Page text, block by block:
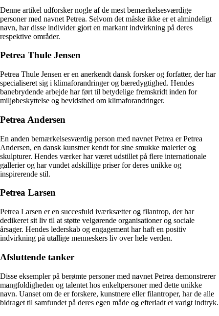
Denne artikel udforsker nogle af de mest bemærkelsesværdige
personer med navnet Petrea. Selvom det måske ikke er et almindeligt
navn, har disse individer gjort en markant indvirkning på deres
respektive områder.
Petrea Thule Jensen
Petrea Thule Jensen er en anerkendt dansk forsker og forfatter, der har
specialiseret sig i klimaforandringer og bæredygtighed. Hendes
banebrydende arbejde har ført til betydelige fremskridt inden for
miljøbeskyttelse og bevidsthed om klimaforandringer.
Petrea Andersen
En anden bemærkelsesværdig person med navnet Petrea er Petrea
Andersen, en dansk kunstner kendt for sine smukke malerier og
skulpturer. Hendes værker har været udstillet på flere internationale
gallerier og har vundet adskillige priser for deres unikke og
inspirerende stil.
Petrea Larsen
Petrea Larsen er en succesfuld iværksætter og filantrop, der har
dedikeret sit liv til at støtte velgørende organisationer og sociale
årsager. Hendes lederskab og engagement har haft en positiv
indvirkning på utallige menneskers liv over hele verden.
Afsluttende tanker
Disse eksempler på berømte personer med navnet Petrea demonstrerer
mangfoldigheden og talentet hos enkeltpersoner med dette unikke
navn. Uanset om de er forskere, kunstnere eller filantroper, har de alle
bidraget til samfundet på deres egen måde og efterladt et varigt indtryk.